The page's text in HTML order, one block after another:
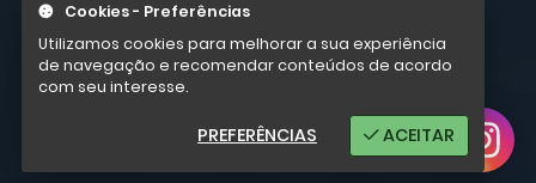
Cookies - Preferências
Utilizamos cookies para melhorar a sua experiência
de navegação e recomendar conteúdos de acordo
com seu interesse.
PREFERÊNCIAS ACEITAR